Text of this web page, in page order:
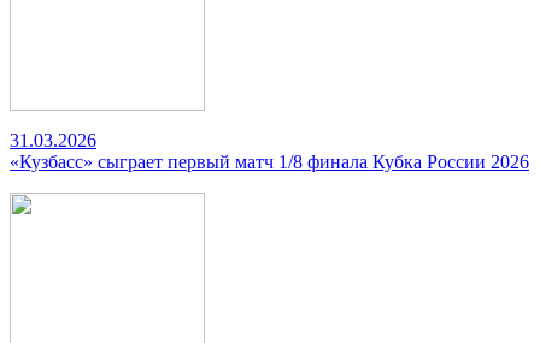
31.03.2026
«Кузбасс» сыграет первый матч 1/8 финала Кубка России 2026